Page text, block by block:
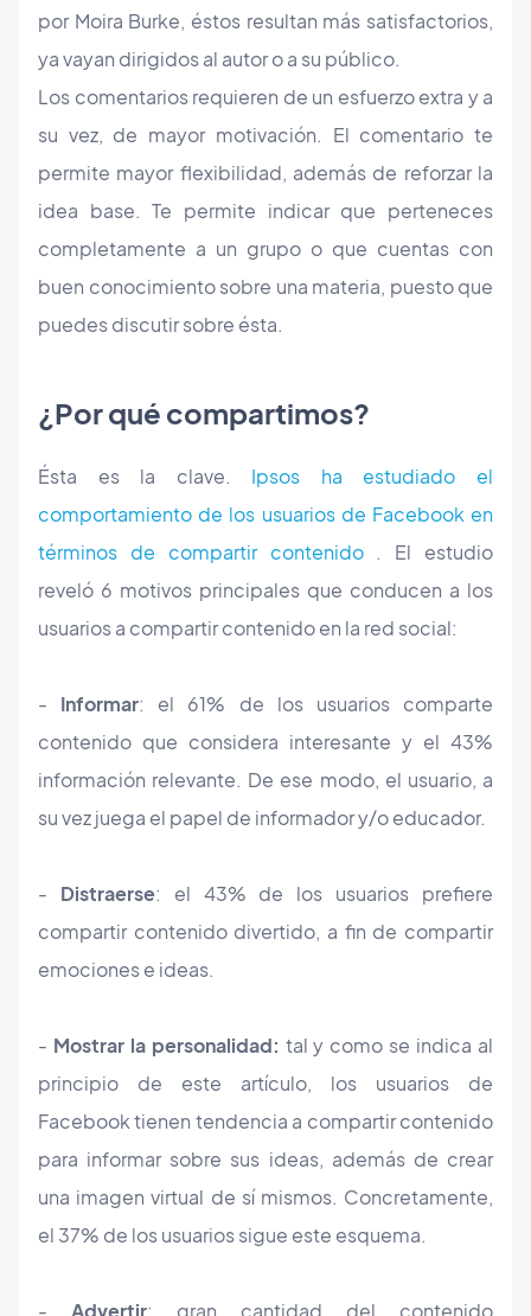
por Moira Burke, éstos resultan más satisfactorios,
ya vayan dirigidos al autor o a su público.
Los comentarios requieren de un esfuerzo extra y a
su vez, de mayor motivación. El comentario te
permite mayor flexibilidad, además de reforzar la
idea base. Te permite indicar que perteneces
completamente a un grupo o que cuentas con
buen conocimiento sobre una materia, puesto que
puedes discutir sobre ésta.
¿Por qué compartimos?
Ésta es la clave. Ipsos ha estudiado el
comportamiento de los usuarios de Facebook en
términos de compartir contenido. El estudio
reveló 6 motivos principales que conducen a los
usuarios a compartir contenido en la red social:
- Informar: el 61% de los usuarios comparte
contenido que considera interesante y el 43%
información relevante. De ese modo, el usuario, a
su vez juega el papel de informador y/o educador.
- Distraerse: el 43% de los usuarios prefiere
compartir contenido divertido, a fin de compartir
emociones e ideas.
- Mostrar la personalidad: tal y como se indica al
principio de este artículo, los usuarios de
Facebook tienen tendencia a compartir contenido
para informar sobre sus ideas, además de crear
una imagen virtual de sí mismos. Concretamente,
el 37% de los usuarios sigue este esquema.
- Advertir: gran cantidad del contenido